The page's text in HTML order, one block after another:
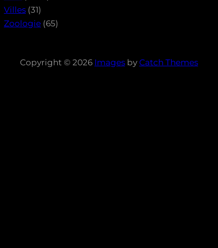
Villes (31)
Zoologie (65)
Copyright © 2026 Images by Catch Themes